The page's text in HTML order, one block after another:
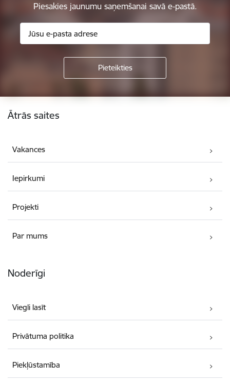
Piesakies jaunumu saņemšanai savā e-pastā.
Ātrās saites
Vakances
Iepirkumi
Projekti
Par mums
Noderīgi
Viegli lasīt
Privātuma politika
Piekļūstamība